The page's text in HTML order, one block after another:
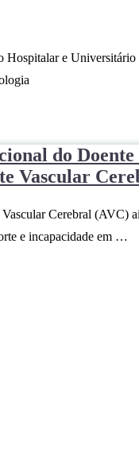
Hospitalar e Universitário
do Doente
Vascular
Cerebral (AVC)
e incapacidade em …